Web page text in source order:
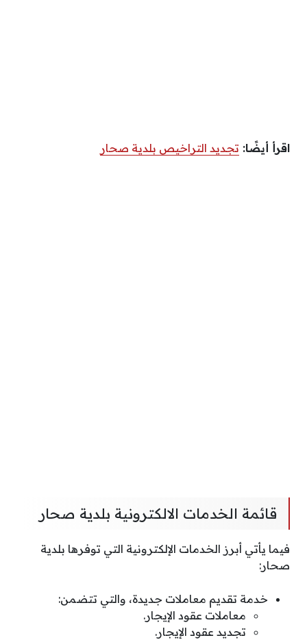
اقرأ أيضًا: تجديد التراخيص بلدية صحار
قائمة الخدمات الالكترونية بلدية صحار
فيما يأتي أبرز الخدمات الإلكترونية التي توفرها بلدية
صحار:
خدمة تقديم معاملات جديدة، والتي تتضمن:
معاملات عقود الإيجار.
تجديد عقود الإيجار.